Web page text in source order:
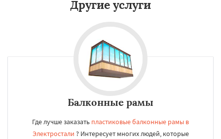
Другие услуги
Балконные рамы
Где лучше заказать пластиковые балконные рамы в
Электростали ? Интересует многих людей, которые